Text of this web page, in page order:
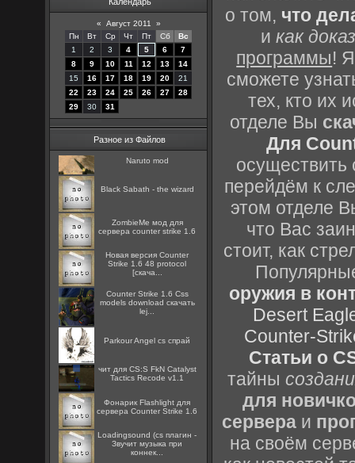
« Август 2011
»
Пн
Вт Ср Чт Пт Сб
Вс
1
2 3 4 5 6
7
8
9 10 11 12 13
14
15
16 17 18 19 20
21
22
23 24 25 26 27
28
29
30 31
Разное из Файлов
Naruto mod
Black Sabath - the wizard
ZombieMe мод для
сервера counter strike 1.6
Новая версия Counter
Strike 1.6 48 protocol
[скача...
Counter Strike 1.6 Css
models download скачать
lej...
Parkour Angel cs спрай
чит для CS:S FkN Catalyst
Tactics Recode v1.1
Фонарик Flashlight для
сервера Counter Strike 1.6
Loadingsound (cs плагин -
Звучит музыка при
коннек...
о том, что
икак
программы!
сможете
тех, кто их
отделе Вы
Для
осуществить
перейдём к
этом отделе
что Вас
стоит, как
оружия в
Desert
Counter-
Статьи о
тайны
для
сервера и
на своём